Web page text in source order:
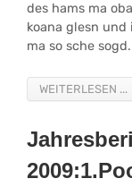
des hams ma
koana glesn und
ma so sche
WEITERLESEN ...